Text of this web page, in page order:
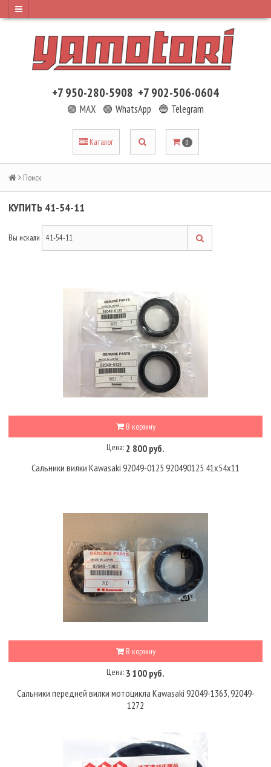
+7 950-280-5908 +7 902-506-0604
🟢 MAX 🟢 WhatsApp 🔵 Telegram
Каталог 0
Поиск
КУПИТЬ 41-54-11
Вы искали
В корзину
Цена: 2 800 руб.
Сальники вилки Kawasaki 92049-0125 920490125 41x54x11
В корзину
Цена: 3 100 руб.
Сальники передней вилки мотоцикла Kawasaki 92049-1363, 92049-
1272